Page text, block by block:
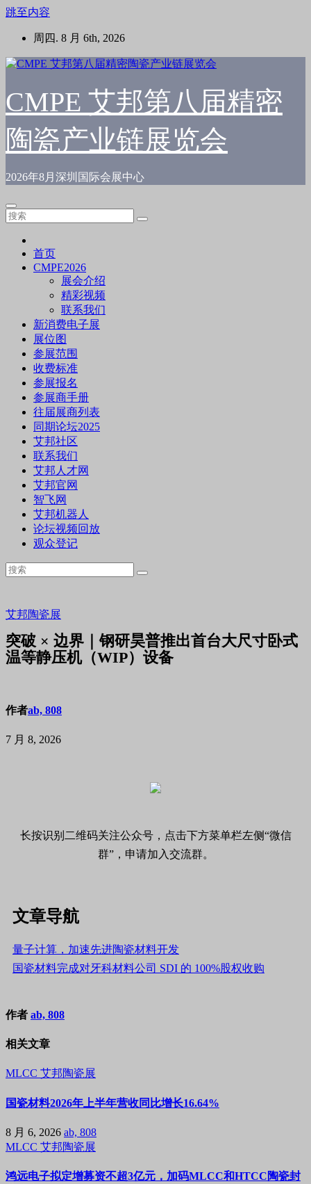
跳至内容
周四. 8 月 6th, 2026
CMPE 艾邦第八届精密
陶瓷产业链展览会
2026年8月深圳国际会展中心
首页
CMPE2026
展会介绍
精彩视频
联系我们
新消费电子展
展位图
参展范围
收费标准
参展报名
参展商手册
往届展商列表
同期论坛2025
艾邦社区
联系我们
艾邦人才网
艾邦官网
智飞网
艾邦机器人
论坛视频回放
观众登记
艾邦陶瓷展
突破 × 边界｜钢研昊普推出首台大尺寸卧式
温等静压机（WIP）设备
作者ab, 808
7 月 8, 2026
长按识别二维码关注公众号，点击下方菜单栏左侧“微信
群”，申请加入交流群。
文章导航
量子计算，加速先进陶瓷材料开发
国瓷材料完成对牙科材料公司 SDI 的 100%股权收购
作者 ab, 808
相关文章
MLCC 艾邦陶瓷展
国瓷材料2026年上半年营收同比增长16.64%
8 月 6, 2026 ab, 808
MLCC 艾邦陶瓷展
鸿远电子拟定增募资不超3亿元，加码MLCC和HTCC陶瓷封